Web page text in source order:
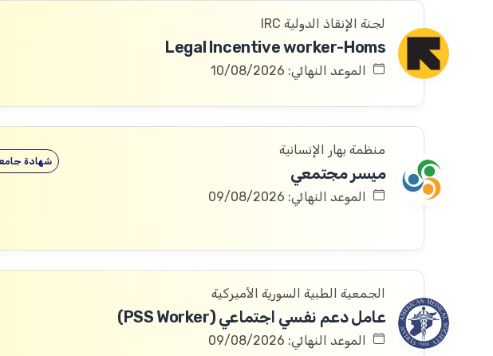
لجنة الإنقاذ الدولية IRC
Legal Incentive worker-Homs
الموعد النهائي: 10/08/2026
منظمة بهار الإنسانية
ميسر مجتمعي
الموعد النهائي: 09/08/2026
الجمعية الطبية السورية الأميركية
عامل دعم نفسي اجتماعي (PSS Worker)
الموعد النهائي: 09/08/2026